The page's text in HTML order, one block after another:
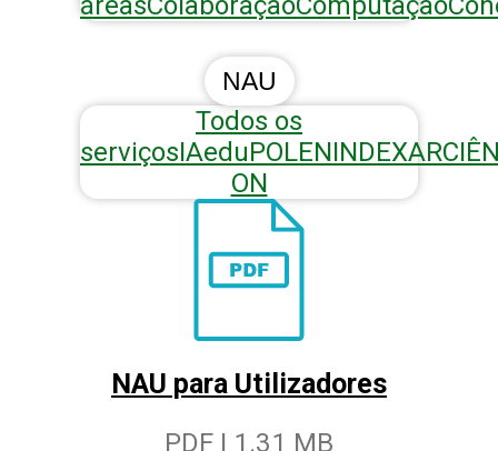
NAU
Todos os
serviçosIAeduPOLENINDEXAR
ON
NAU para Utilizadores
PDF | 1.31 MB